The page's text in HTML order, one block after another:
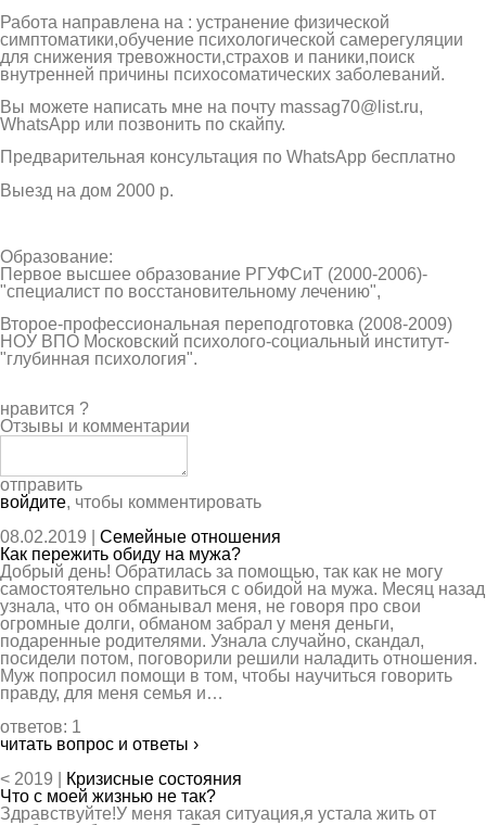
Работа направлена на : устранение физической
симптоматики,обучение психологической самерегуляции
для снижения тревожности,страхов и паники,поиск
внутренней причины психосоматических заболеваний.
Вы можете написать мне на почту massag70@list.ru,
WhatsApp или позвонить по скайпу.
Предварительная консультация по WhatsApp бесплатно
Выезд на дом 2000 р.
Образование:
Первое высшее образование РГУФСиТ (2000-2006)-
"специалист по восстановительному лечению",
Второе-профессиональная переподготовка (2008-2009)
НОУ ВПО Московский психолого-социальный институт-
"глубинная психология".
нравится ?
Отзывы и комментарии
отправить
войдите, чтобы комментировать
08.02.2019 | Семейные отношения
Как пережить обиду на мужа?
Добрый день! Обратилась за помощью, так как не могу
самостоятельно справиться с обидой на мужа. Месяц назад
узнала, что он обманывал меня, не говоря про свои
огромные долги, обманом забрал у меня деньги,
подаренные родителями. Узнала случайно, скандал,
посидели потом, поговорили решили наладить отношения.
Муж попросил помощи в том, чтобы научиться говорить
правду, для меня семья и…
ответов: 1
читать вопрос и ответы ›
< 2019 |
Кризисные состояния
Что с моей жизнью не так?
Здравствуйте!У меня такая ситуация,я устала жить от